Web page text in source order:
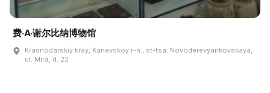
费·A·谢尔比纳博物馆
Krasnodarskiy kray, Kanevskoy r-n., st-tsa. Novoderevyankovskaya,
ul. Mira, d. 22